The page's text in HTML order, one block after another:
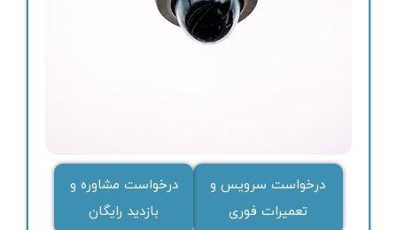
درخواست سرویس و
تعمیرات فوری
درخواست مشاوره و
بازدید رایگان